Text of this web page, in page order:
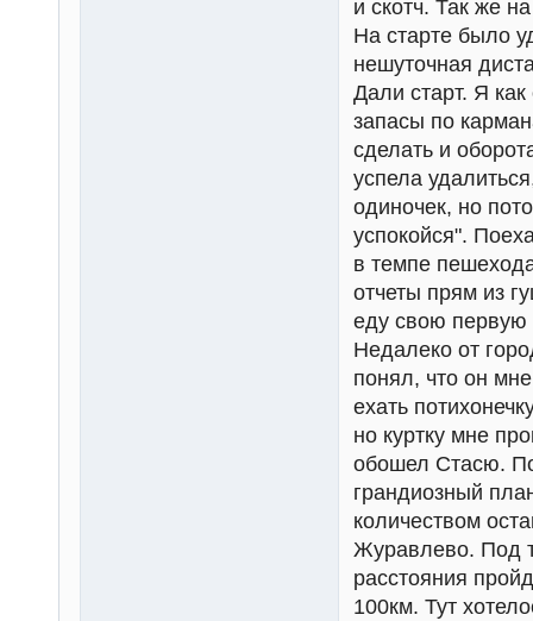
и скотч. Так же
На старте было
нешуточная
Дали старт. Я
запасы по
сделать и
успела
одиночек, но
успокойся".
в темпе
отчеты прям из
еду свою первую
Недалеко от
понял, что он
ехать
но куртку мне
обошел Стасю.
грандиозный
количеством
Журавлево. Под
расстояния
100км. Тут